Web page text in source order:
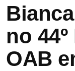
no
OAB